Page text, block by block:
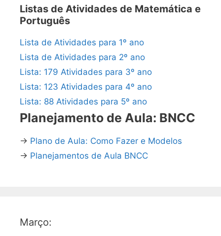
Listas de Atividades de Matemática e
Português
Lista de Atividades para 1º ano
Lista de Atividades para 2º ano
Lista: 179 Atividades para 3º ano
Lista: 123 Atividades para 4º ano
Lista: 88 Atividades para 5º ano
Planejamento de Aula: BNCC
→ Plano de Aula: Como Fazer e Modelos
→ Planejamentos de Aula BNCC
Março: